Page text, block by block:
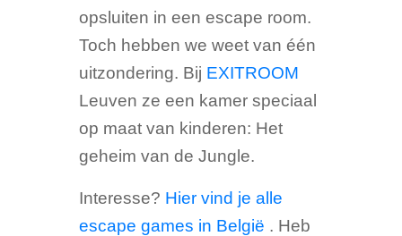
opsluiten in een escape room.
Toch hebben we weet van één
uitzondering. Bij EXITROOM
Leuven ze een kamer speciaal
op maat van kinderen: Het
geheim van de Jungle.
Interesse? Hier vind je alle
escape games in België . Heb